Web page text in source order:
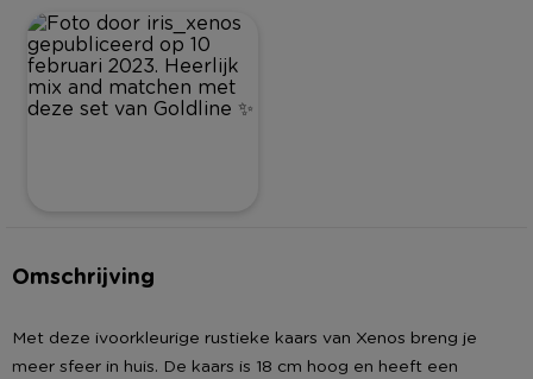
Omschrijving
Met deze ivoorkleurige rustieke kaars van Xenos breng je
meer sfeer in huis. De kaars is 18 cm hoog en heeft een